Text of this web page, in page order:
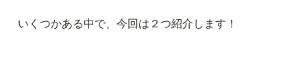
いくつかある中で、今回は２つ紹介します！